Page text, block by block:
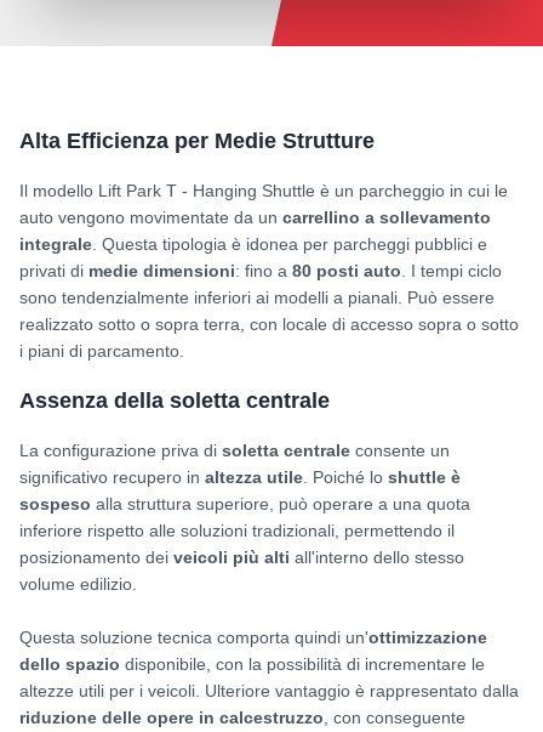
Alta Efficienza per Medie Strutture
Il modello Lift Park T - Hanging Shuttle è un parcheggio in cui le
auto vengono movimentate da un carrellino a sollevamento
integrale . Questa tipologia è idonea per parcheggi pubblici e
privati di medie dimensioni: fino a 80 posti auto . I tempi ciclo
sono tendenzialmente inferiori ai modelli a pianali. Può essere
realizzato sotto o sopra terra, con locale di accesso sopra o sotto
i piani di parcamento.
Assenza della soletta centrale
La configurazione priva di soletta centrale consente un
significativo recupero in altezza utile . Poiché lo shuttle è
sospeso alla struttura superiore, può operare a una quota
inferiore rispetto alle soluzioni tradizionali, permettendo il
posizionamento dei veicoli più alti all'interno dello stesso
volume edilizio.
Questa soluzione tecnica comporta quindi un'ottimizzazione
dello spazio disponibile, con la possibilità di incrementare le
altezze utili per i veicoli. Ulteriore vantaggio è rappresentato dalla
riduzione delle opere in calcestruzzo , con conseguente